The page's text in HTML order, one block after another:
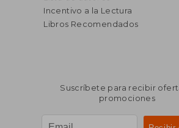
Incentivo a la Lectura
Libros Recomendados
Suscríbete para recibir
promociones